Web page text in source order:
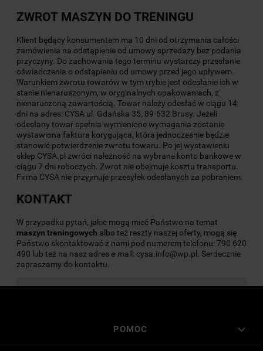
ZWROT MASZYN DO TRENINGU
Klient będący konsumentem ma 10 dni od otrzymania całości
zamówienia na odstąpienie od umowy sprzedaży bez podania
przyczyny. Do zachowania tego terminu wystarczy przesłanie
oświadczenia o odstąpieniu od umowy przed jego upływem.
Warunkiem zwrotu towarów w tym trybie jest odesłanie ich w
stanie nienaruszonym, w oryginalnych opakowaniach, z
nienaruszoną zawartością. Towar należy odesłać w ciągu 14
dni na adres: CYSA ul. Gdańska 35, 89-632 Brusy. Jeżeli
odesłany towar spełnia wymienione wymagania zostanie
wystawiona faktura korygująca, która jednocześnie będzie
stanowić potwierdzenie zwrotu towaru. Po jej wystawieniu
sklep CYSA.pl zwróci należność na wybrane konto bankowe w
ciągu 7 dni roboczych. Zwrot nie obejmuje kosztu transportu.
Firma CYSA nie przyjmuje przesyłek odesłanych za pobraniem.
KONTAKT
W przypadku pytań, jakie mogą mieć Państwo na temat
maszyn treningowych albo też reszty naszej oferty, mogą się
Państwo skontaktować z nami pod numerem telefonu: 790 620
490 lub też na nasz adres e-mail: cysa.info@wp.pl. Serdecznie
zapraszamy do kontaktu.
POMOC